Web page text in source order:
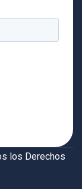
los Derechos